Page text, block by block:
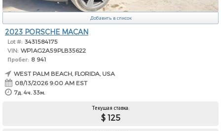
Добавить в список
2023 PORSCHE MACAN
Lot #: 3431584175
VIN: WP1AG2A59PLB35622
Пробег: 8 941
WEST PALM BEACH, FLORIDA, USA
08/13/2026 9:00 AM EST
7д. 4ч. 33м.
Текущая ставка:
$ 125